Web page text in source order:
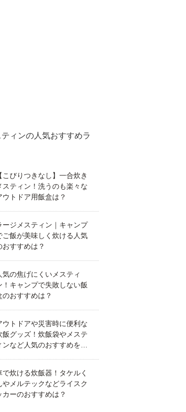
ィンの人気おすすめラ
【こびりつきなし】一合炊き
スティン！洗うのも楽々な
ウトドア用飯盒は？
ージメスティン｜キャンプ
ご飯が美味しく炊ける人気
おすすめは？
気の焦げにくいメスティ
！キャンプで失敗しない飯
のおすすめは？
ウトドアや災害時に便利な
飯グッズ！炊飯袋やメステ
ンなど人気のおすすめを教
で炊ける炊飯器！タケルく
やメルテックなどライスク
カーのおすすめは？